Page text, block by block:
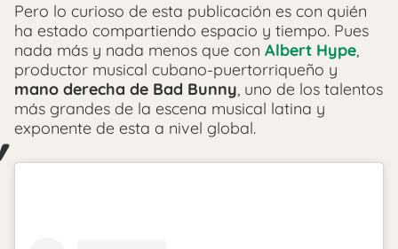
Pero lo curioso de esta publicación es con quién
ha estado compartiendo espacio y tiempo. Pues
nada más y nada menos que con Albert Hype,
productor musical cubano-puertorriqueño y
mano derecha de Bad Bunny, uno de los talentos
más grandes de la escena musical latina y
exponente de esta a nivel global.